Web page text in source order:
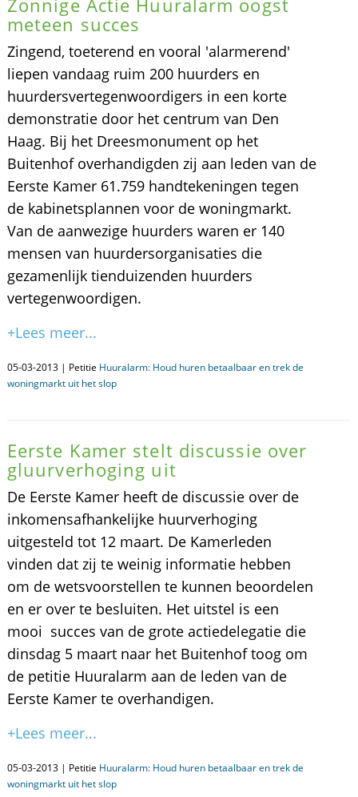
Zonnige Actie Huuralarm oogst
meteen succes
Zingend, toeterend en vooral 'alarmerend'
liepen vandaag ruim 200 huurders en
huurdersvertegenwoordigers in een korte
demonstratie door het centrum van Den
Haag. Bij het Dreesmonument op het
Buitenhof overhandigden zij aan leden van de
Eerste Kamer 61.759 handtekeningen tegen
de kabinetsplannen voor de woningmarkt.
Van de aanwezige huurders waren er 140
mensen van huurdersorganisaties die
gezamenlijk tienduizenden huurders
vertegenwoordigen.
+Lees meer...
05-03-2013 | Petitie Huuralarm: Houd huren betaalbaar en trek de
woningmarkt uit het slop
Eerste Kamer stelt discussie over
gluurverhoging uit
De Eerste Kamer heeft de discussie over de
inkomensafhankelijke huurverhoging
uitgesteld tot 12 maart. De Kamerleden
vinden dat zij te weinig informatie hebben
om de wetsvoorstellen te kunnen beoordelen
en er over te besluiten. Het uitstel is een
mooi succes van de grote actiedelegatie die
dinsdag 5 maart naar het Buitenhof toog om
de petitie Huuralarm aan de leden van de
Eerste Kamer te overhandigen.
+Lees meer...
05-03-2013 | Petitie Huuralarm: Houd huren betaalbaar en trek de
woningmarkt uit het slop